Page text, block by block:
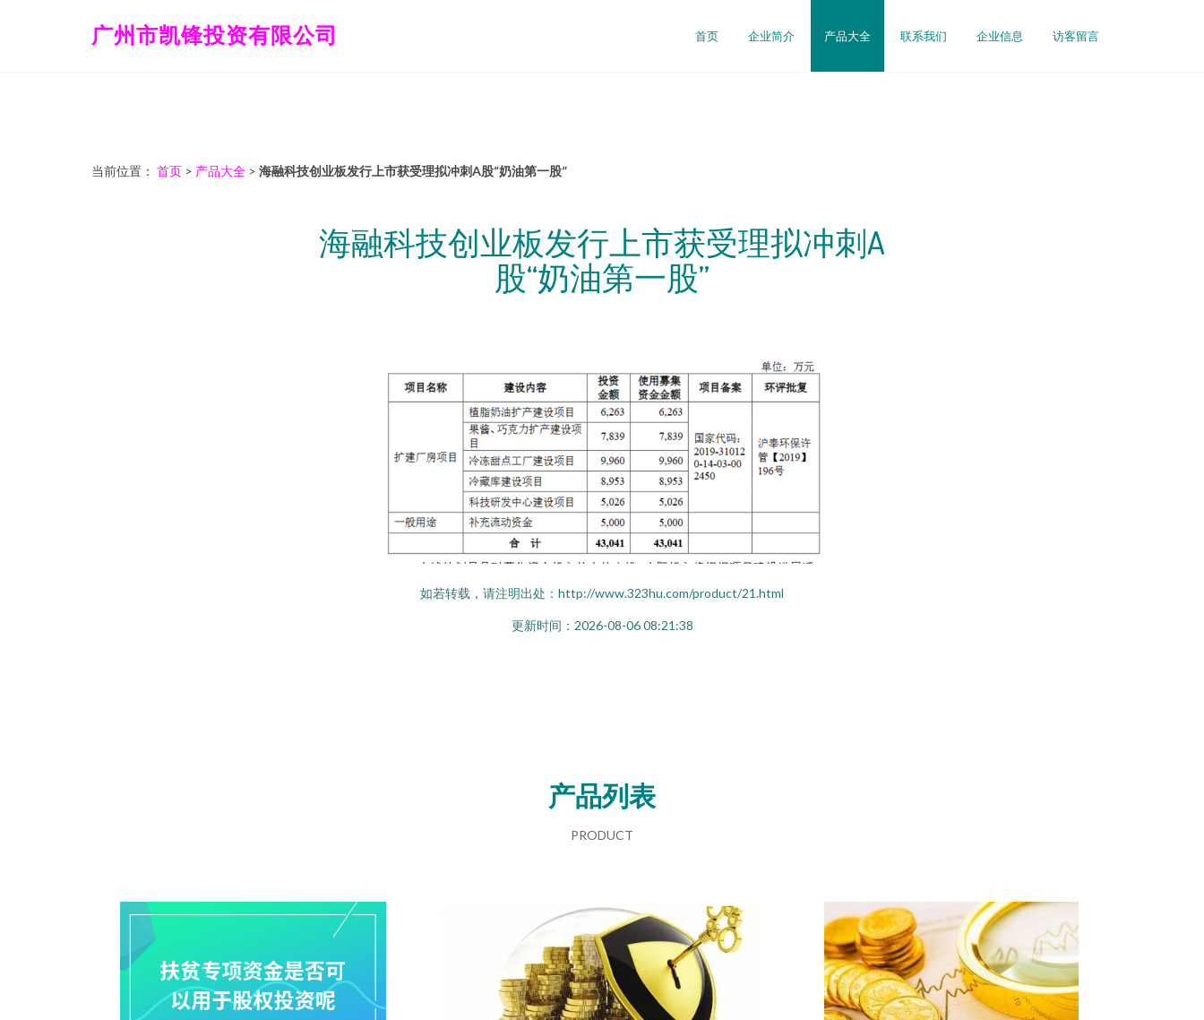
广州市凯锋投资有限公司 首页 企业简介 产品大全 联系我们 企业信息 访客留言
当前位置： 首页 > 产品大全 > 海融科技创业板发行上市获受理拟冲刺A股“奶油第一股”
海融科技创业板发行上市获受理拟冲刺A
股“奶油第一股”
如若转载，请注明出处：http://www.323hu.com/product/21.html
更新时间：2026-08-06 08:21:38
产品列表
PRODUCT